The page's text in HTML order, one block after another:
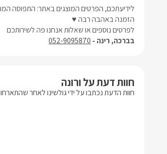
לידיעתכם, הפרטים המוצגים באתר: התפוסה
הזמנה באהבה רבה ♥
לפרטים נוספים או שאלות אנחנו פה לשירותכם
בברכה, רינה - 052-9095870
חוות דעת על ורונה
חוות הדעת נכתבו על ידי גולשינו לאחר